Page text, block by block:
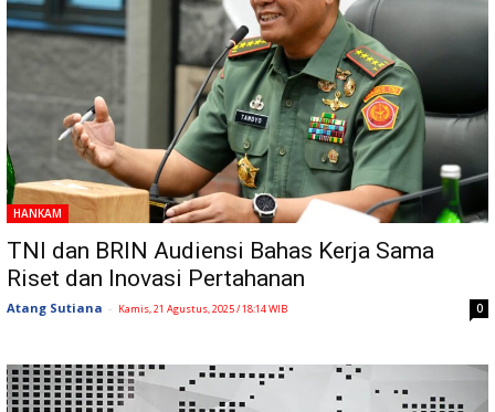
HANKAM
TNI dan BRIN Audiensi Bahas Kerja Sama
Riset dan Inovasi Pertahanan
Atang Sutiana - Kamis, 21 Agustus, 2025 / 18:14 WIB 0